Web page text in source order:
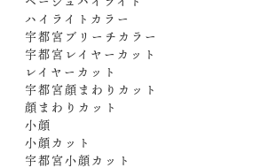
ハイライトカラー
宇都宮ブリーチカラー
宇都宮レイヤーカット
レイヤーカット
宇都宮顔まわりカット
顔まわりカット
小顔
小顔カット
宇都宮小顔カット